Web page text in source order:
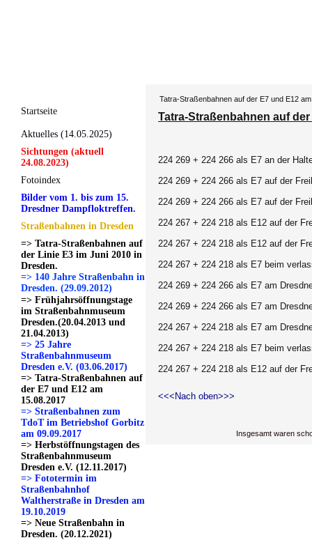
Startseite
Aktuelles (14.05.2025)
Sichtungen (aktuell
24.08.2023)
Fotoindex
Bilder vom 1. bis zum 15.
Dresdner Dampfloktreffen.
Straßenbahnen in Dresden
=> Tatra-Straßenbahnen auf
der Linie E3 im Juni 2010 in
Dresden.
=> 140 Jahre Straßenbahn in
Dresden. (29.09.2012)
=> Frühjahrsöffnungstage
im Straßenbahnmuseum
Dresden.(20.04.2013 und
21.04.2013)
=> 25 Jahre
Straßenbahnmuseum
Dresden e.V. (03.06.2017)
=> Tatra-Straßenbahnen auf
der E7 und E12 am
15.08.2017
=> Straßenbahnen zum
TdoT im Betriebshof Gorbitz
am 09.09.2017
=> Herbstöffnungstagen des
Straßenbahnmuseum
Dresden e.V. (12.11.2017)
=> Fototermin im
Straßenbahnhof
Waltherstraße in Dresden am
19.10.2019
=> Neue Straßenbahn in
Dresden. (20.12.2021)
Tatra-Straßenbahnen auf der E7 und E12
Tatra-Straßenbahnen auf
224 269 + 224 266 als E7 an der
224 269 + 224 266 als E7 auf der
224 269 + 224 266 als E7 auf der
224 267 + 224 218 als E12 auf der
224 267 + 224 218 als E12 auf der
224 267 + 224 218 als E7 beim
224 269 + 224 266 als E7 am
224 269 + 224 266 als E7 am
224 267 + 224 218 als E7 am
224 267 + 224 218 als E7 beim
224 267 + 224 218 als E12 auf der
<<<Nach oben>>>
Insgesamt waren